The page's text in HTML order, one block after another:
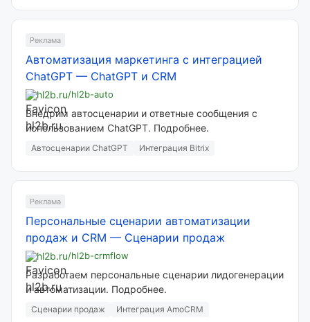
Реклама
Автоматизация маркетинга с интеграцией
ChatGPT — ChatGPT и CRM
hl2b.ru/hl2b-auto
Внедрим автосценарии и ответные сообщения с
использованием ChatGPT. Подробнее.
Автосценарии ChatGPT Интеграция Bitrix
Реклама
Персональные сценарии автоматизации
продаж и CRM — Сценарии продаж
hl2b.ru/hl2b-crmflow
Разработаем персональные сценарии лидогенерации
и автоматизации. Подробнее.
Сценарии продаж Интеграция AmoCRM